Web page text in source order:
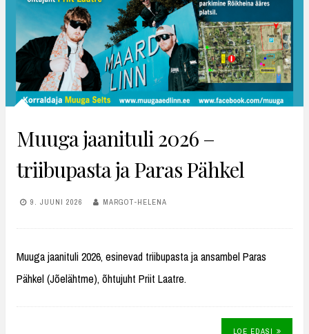
Muuga jaanituli 2026 –
triibupasta ja Paras Pähkel
9. JUUNI 2026 MARGOT-HELENA
Muuga jaanituli 2026, esinevad triibupasta ja ansambel Paras
Pähkel (Jõelähtme), õhtujuht Priit Laatre.
LOE EDASI